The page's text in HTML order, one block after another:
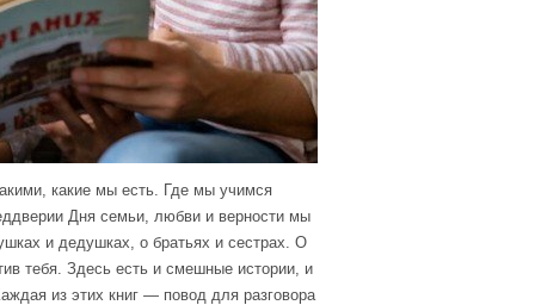
какие мы есть. Где мы учимся
Дня семьи, любви и верности мы
и дедушках, о братьях и сестрах. О
тебя. Здесь есть и смешные истории, и
из этих книг — повод для разговора